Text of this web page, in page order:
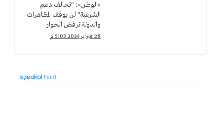
«الوطن»: "تحالف دعم
الشرعية" لن يوقف المظاهرات
والدولة ترفض الحوار
28 فبراير 2014 5:03 م